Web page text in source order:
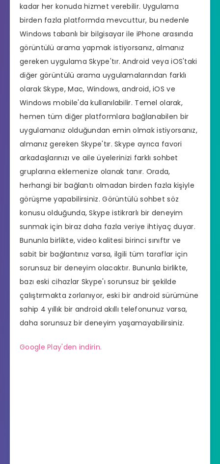
kadar her konuda hizmet verebilir. Uygulama
birden fazla platformda mevcuttur, bu nedenle
Windows tabanlı bir bilgisayar ile iPhone arasında
görüntülü arama yapmak istiyorsanız, almanız
gereken uygulama Skype'tır. Android veya iOS'taki
diğer görüntülü arama uygulamalarından farklı
olarak Skype, Mac, Windows, android, iOS ve
Windows mobile'da kullanılabilir. Temel olarak,
hemen tüm diğer platformlara bağlanabilen bir
uygulamanız olduğundan emin olmak istiyorsanız,
almanız gereken Skype'tır. Skype ayrıca favori
arkadaşlarınızı ve aile üyelerinizi farklı sohbet
gruplarına eklemenize olanak tanır. Orada,
herhangi bir bağlantı olmadan birden fazla kişiyle
görüşme yapabilirsiniz. Görüntülü sohbet söz
konusu olduğunda, Skype istikrarlı bir deneyim
sunmak için biraz daha fazla veriye ihtiyaç duyar.
Bununla birlikte, video kalitesi birinci sınıftır ve
sabit bir bağlantınız varsa, ilgili tüm taraflar için
sorunsuz bir deneyim olacaktır. Bununla birlikte,
bazı eski cihazlar Skype'ı sorunsuz bir şekilde
çalıştırmakta zorlanıyor, eski bir android sürümüne
sahip 4 yıllık bir android akıllı telefonunuz varsa,
daha sorunsuz bir deneyim yaşamayabilirsiniz.
Google Play'den indirin.